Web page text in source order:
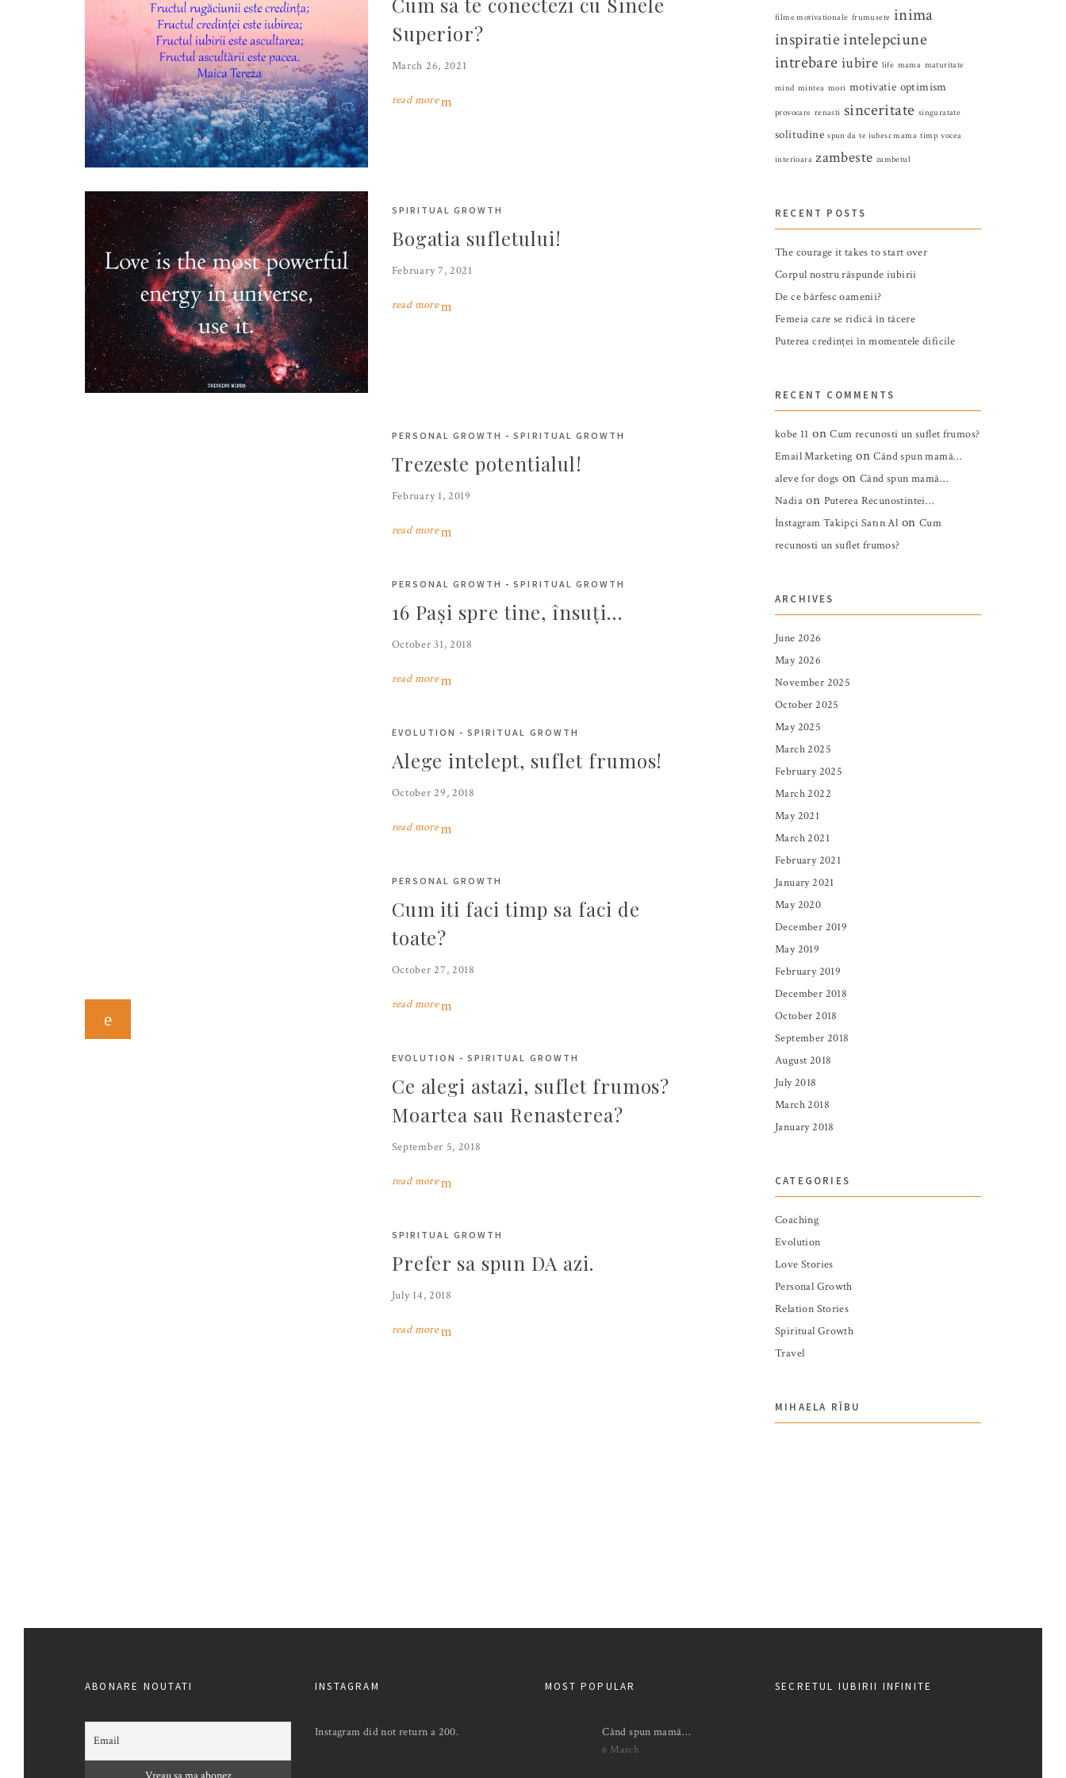
Superior?
March 26, 2021
read more
SPIRITUAL GROWTH
Bogatia sufletului!
February 7, 2021
read more
PERSONAL GROWTH -SPIRITUAL GROWTH
Trezeste potentialul!
February 1, 2019
read more
PERSONAL GROWTH -SPIRITUAL GROWTH
16 Pași spre tine, însuți…
October 31, 2018
read more
EVOLUTION -SPIRITUAL GROWTH
Alege intelept, suflet frumos!
October 29, 2018
read more
PERSONAL GROWTH
Cum iti faci timp sa faci de
toate?
October 27, 2018
read more
EVOLUTION -SPIRITUAL GROWTH
Ce alegi astazi, suflet frumos?
Moartea sau Renasterea?
September 5, 2018
read more
SPIRITUAL GROWTH
Prefer sa spun DA azi.
July 14, 2018
read more
filme motivationale frumusete inima
inspiratieintelepciune
intrebare iubire life mama maturitate
mind mintea mori motivatie optimism
provocare renasti sinceritate singuratate
solitudine spun da te iubesc mama timp vocea
interioara zambeste zambetul
RECENT POSTS
The courage it takes to start over
Corpul nostru răspunde iubirii
De ce bârfesc oamenii?
Femeia care se ridică în tăcere
Puterea credinței în momentele dificile
RECENT COMMENTS
kobe 11 onCum recunosti un suflet frumos?
Email Marketing onCând spun mamă…
aleve for dogs onCând spun mamă…
Nadiaon Puterea Recunostintei…
İnstagram Takipçi Satın Al on Cum
recunosti un suflet frumos?
ARCHIVES
June 2026
May 2026
November 2025
October 2025
May 2025
March 2025
February 2025
March 2022
May 2021
March 2021
February 2021
January 2021
May 2020
December 2019
May 2019
February 2019
December 2018
October 2018
September 2018
August 2018
July 2018
March 2018
January 2018
CATEGORIES
Coaching
Evolution
Love Stories
Personal Growth
Relation Stories
Spiritual Growth
Travel
MIHAELA RÎBU
ABONARE NOUTATI INSTAGRAM
Instagram did not return a 200.
MOST POPULAR
Când spun mamă…
6 March
SECRETUL IUBIRII INFINITE